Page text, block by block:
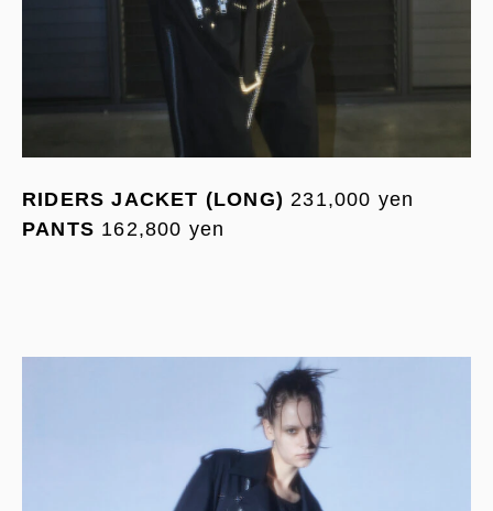
RIDERS JACKET (LONG) 231,000 yen
PANTS 162,800 yen